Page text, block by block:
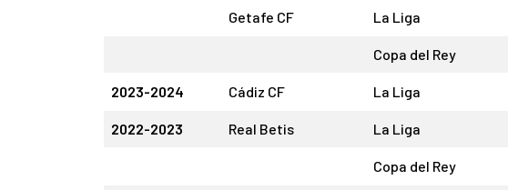
Getafe CF La Liga
Copa del Rey
2023-2024 Cádiz CF La Liga
2022-2023 Real Betis La Liga
Copa del Rey